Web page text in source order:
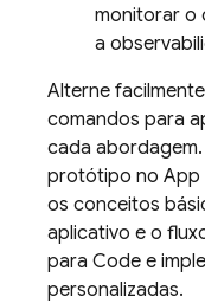
monitorar o
a
Alterne
comandos para
cada
protótipo no App
os conceitos
aplicativo e o
para Code e
personalizadas.